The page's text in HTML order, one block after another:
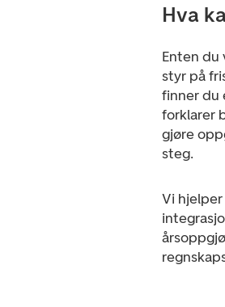
Hva
Enten du
styr på
finner du
forklarer
gjøre
steg.
Vi